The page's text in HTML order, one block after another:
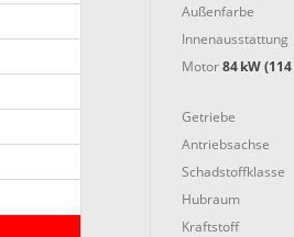
Außenfarbe
Innenausstattung
Motor 84 kW
Getriebe
Antriebsachse
Schadstoffklasse
Hubraum
Kraftstoff